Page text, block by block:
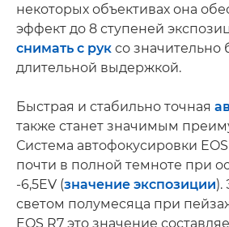
некоторых объективах она
эффект до 8 ступеней
снимать с рук со значительно
длительной выдержкой.
Быстрая и стабильно точная
также станет значимым
Система автофокусировки
почти в полной темноте при
-6,5EV (значение экспозиции).
светом полумесяца при
EOS R7 это значение